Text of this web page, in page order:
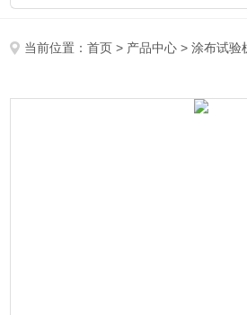
当前位置：首页 > 产品中心 >涂布试验